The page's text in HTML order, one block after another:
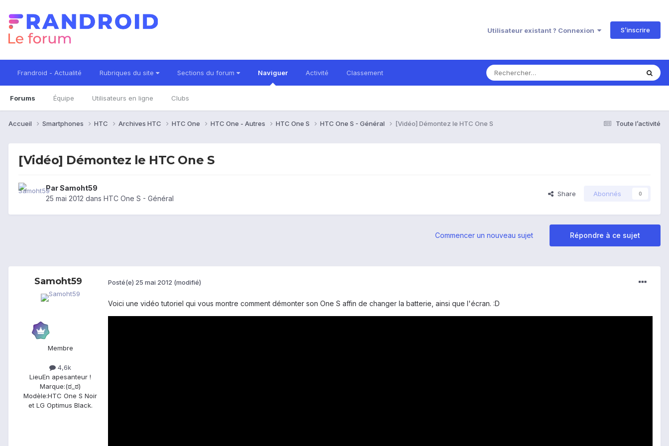
Utilisateur existant ? Connexion S’inscrire
Frandroid - Actualité Rubriques du site Sections du forum Naviguer
Forums Équipe Utilisateurs en ligne Clubs
Activité Classement
Toute l’activité
Accueil Smartphones HTC Archives HTC HTC One HTC One - Autres HTC One S HTC One S - Général [Vidéo] Démontez le HTC One S
[Vidéo] Démontez le HTC One S
ParSamoht59
25 mai 2012 dans HTC One S - Général
Share Abonnés 0
Répondre à ce sujet
Commencer un nouveau sujet
Samoht59
Membre
4,6k
LieuEn apesanteur !
Marque:(ಠ_ಠ)
Modèle:HTC One S Noir
et LG Optimus Black.
Posté(e) 25 mai 2012 (modifié)
Voici une vidéo tutoriel qui vous montre comment démonter son One S affin de changer la batterie, ainsi que l'écran. :D